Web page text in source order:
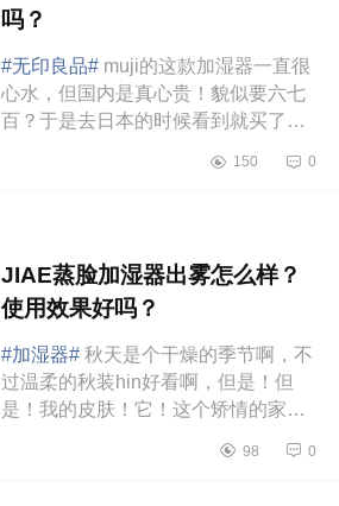
吗？
#无印良品# muji的这款加湿器一直很
心水，但国内是真心贵！貌似要六七
百？于是去日本的时候看到就买了，
间）。使用这款东东还需要配几款
150 0
JIAE蒸脸加湿器出雾怎么样？
使用效果好吗？
#加湿器# 秋天是个干燥的季节啊，不
过温柔的秋装hin好看啊，但是！但
是！我的皮肤！它！这个矫情的家
stupid！那么你咋办呢，毕竟是自己
98 0